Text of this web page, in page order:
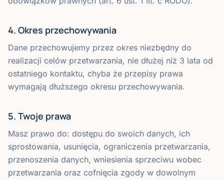
4. Okres przechowywania
Dane przechowujemy przez okres niezbędny do
realizacji celów przetwarzania, nie dłużej niż 3 lata od
ostatniego kontaktu, chyba że przepisy prawa
wymagają dłuższego okresu przechowywania.
5. Twoje prawa
Masz prawo do: dostępu do swoich danych, ich
sprostowania, usunięcia, ograniczenia przetwarzania,
przenoszenia danych, wniesienia sprzeciwu wobec
przetwarzania oraz cofnięcia zgody w dowolnym